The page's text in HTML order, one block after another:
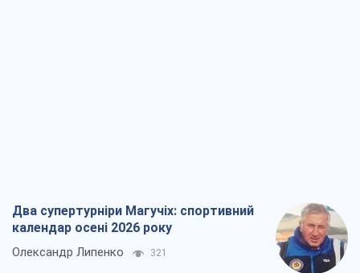
Два супертурніри Магучіх: спортивний
календар осені 2026 року
Олександр Липенко 321